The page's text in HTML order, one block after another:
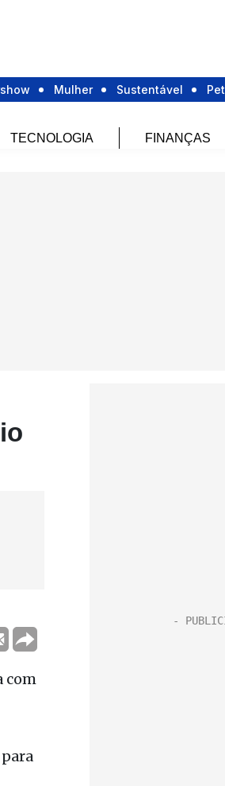
Mulher Sustentável Pet
TECNOLOGIA FINANÇAS
com